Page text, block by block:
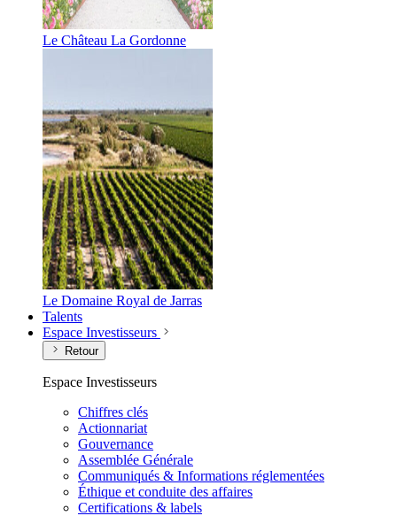
Le Château La Gordonne
Le Domaine Royal de Jarras
Talents
Espace Investisseurs
Retour
Espace Investisseurs
Chiffres clés
Actionnariat
Gouvernance
Assemblée Générale
Communiqués & Informations réglementées
Éthique et conduite des affaires
Certifications & labels